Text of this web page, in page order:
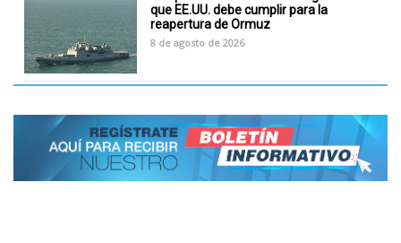
que EE.UU. debe cumplir para la
reapertura de Ormuz
8 de agosto de 2026